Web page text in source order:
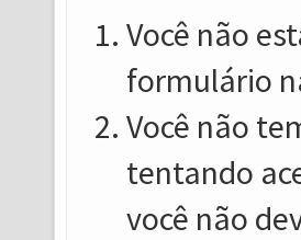
Você não
formulário
Você não
tentando
você não